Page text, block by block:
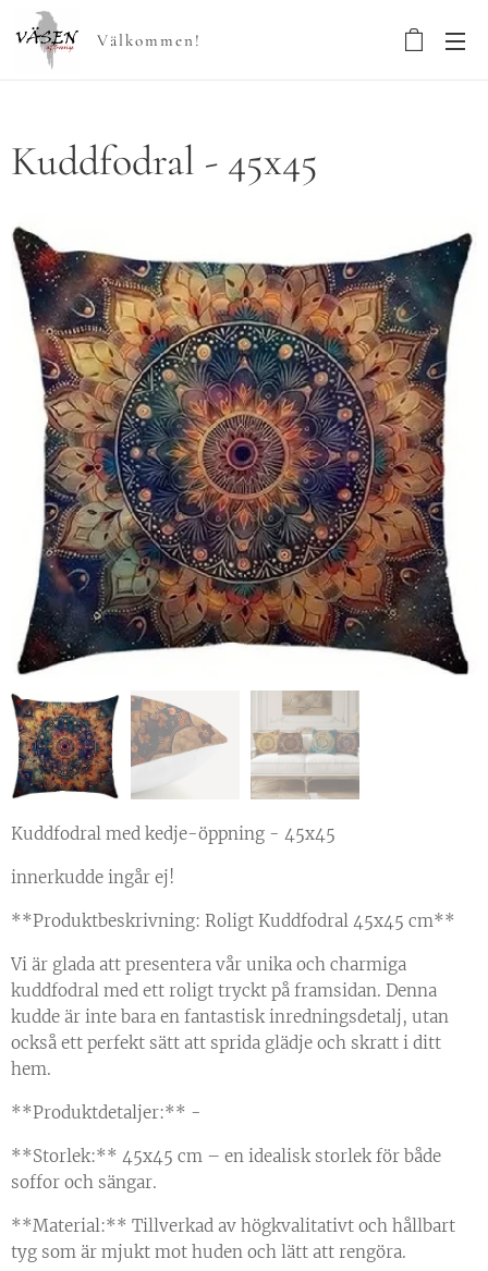
Välkommen!
Kuddfodral - 45x45
Kuddfodral med kedje-öppning - 45x45
innerkudde ingår ej!
**Produktbeskrivning: Roligt Kuddfodral 45x45 cm**
Vi är glada att presentera vår unika och charmiga
kuddfodral med ett roligt tryckt på framsidan. Denna
kudde är inte bara en fantastisk inredningsdetalj, utan
också ett perfekt sätt att sprida glädje och skratt i ditt
hem.
**Produktdetaljer:** -
**Storlek:** 45x45 cm – en idealisk storlek för både
soffor och sängar.
**Material:** Tillverkad av högkvalitativt och hållbart
tyg som är mjukt mot huden och lätt att rengöra.